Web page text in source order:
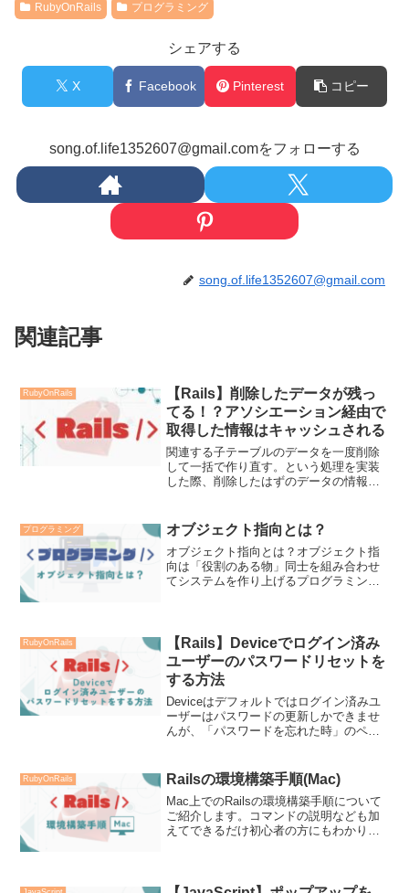
RubyOnRails プログラミング
シェアする
X Facebook Pinterest コピー
song.of.life1352607@gmail.comをフォローする
song.of.life1352607@gmail.com
関連記事
RubyOnRails
【Rails】削除したデータが残っ
てる！？アソシエーション経由で
取得した情報はキャッシュされる
関連する子テーブルのデータを一度削除
して一括で作り直す。という処理を実装
した際、削除したはずのデータの情報が
す。結論結論を先にお話しすると、アソ
シエーション経由で取得した...
プログラミング オブジェクト指向とは？
オブジェクト指向とは？オブジェクト指
向は「役割のある物」同士を組み合わせ
てシステムを作り上げるプログラミング
語を使わずに解説します。
RubyOnRails
【Rails】Deviceでログイン済み
ユーザーのパスワードリセットを
する方法
Deviceはデフォルトではログイン済みユ
ーザーはパスワードの更新しかできませ
んが、「パスワードを忘れた時」のペー
RubyOnRails Railsの環境構築手順(Mac)
Mac上でのRailsの環境構築手順について
ご紹介します。コマンドの説明なども加
えてできるだけ初心者の方にもわかりや